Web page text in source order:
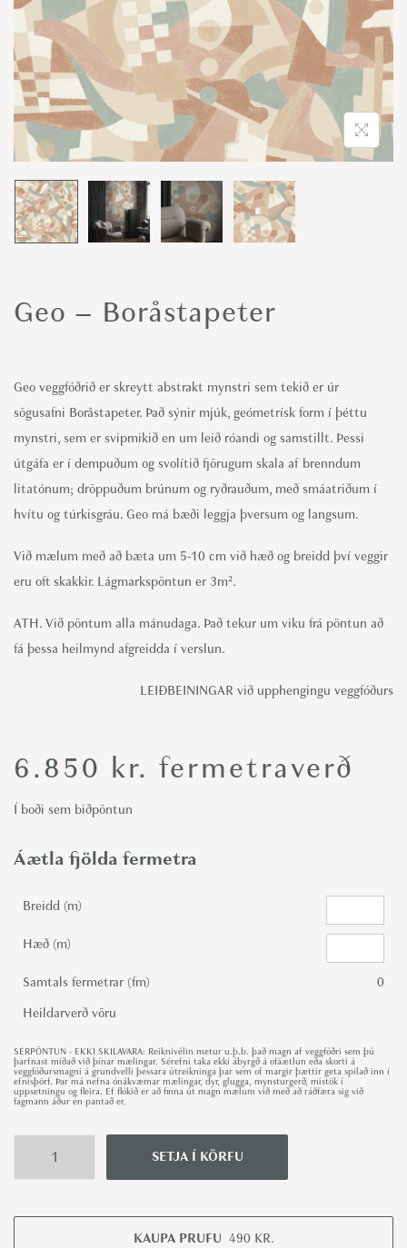
o
Geo – Boråstapeter
6.850 kr. fermetraverð
Geo veggfóðrið er skreytt abstrakt mynstri sem tekið er úr
sögusafni Boråstapeter. Það sýnir mjúk, geómetrísk form í þéttu
mynstri, sem er svipmikið en um leið róandi og samstillt. Þessi
útgáfa er í dempuðum og svolítið fjörugum skala af brenndum
litatónum; dröppuðum brúnum og ryðrauðum, með smáatriðum í
hvítu og túrkisgráu. Geo má bæði leggja þversum og langsum.
Við mælum með að bæta um 5-10 cm við hæð og breidd því veggir
eru oft skakkir. Lágmarkspöntun er 3m².
ATH. Við pöntum alla mánudaga. Það tekur um viku frá pöntun að
fá þessa heilmynd afgreidda í verslun.
LEIÐBEININGAR við upphengingu veggfóðurs
Í boði sem biðpöntun
Áætla fjölda fermetra
Breidd (m)
Hæð (m)
Samtals fermetrar (fm)
0
Heildarverð vöru
SÉRPÖNTUN - EKKI SKILAVARA: Reiknivélin metur u.þ.b. það magn af veggfóðri sem þú
þarfnast miðað við þínar mælingar. Sérefni taka ekki ábyrgð á ofáætlun eða skorti á
veggfóðursmagni á grundvelli þessara útreikninga þar sem of margir þættir geta spilað inn í
efnisþörf. Þar má nefna ónákvæmar mælingar, dyr, glugga, mynsturgerð, mistök í
uppsetningu og fleira. Ef flókið er að finna út magn mælum við með að ráðfæra sig við
fagmann áður en pantað er.
G
o
SETJA Í KÖRFU
KAUPA PRUFU 490 KR.